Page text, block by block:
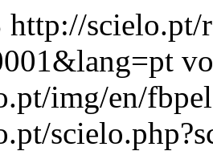
http://scielo.pt/
img/en/